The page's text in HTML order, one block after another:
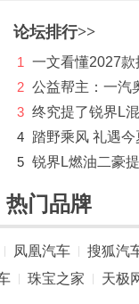
论坛排行>>
1
一文看懂2027款
2 公益帮主：一汽
3 终究提了锐界L
4 踏野乘风 礼遇
5 锐界L燃油二豪
热门品牌
凤凰汽车 搜狐汽
珠宝之家 天极